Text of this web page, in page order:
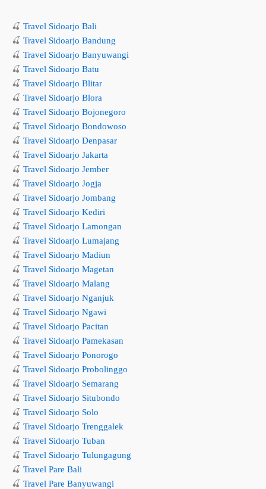
🍒 Travel Sidoarjo Bali
🍒 Travel Sidoarjo Bandung
🍒 Travel Sidoarjo Banyuwangi
🍒 Travel Sidoarjo Batu
🍒 Travel Sidoarjo Blitar
🍒 Travel Sidoarjo Blora
🍒 Travel Sidoarjo Bojonegoro
🍒 Travel Sidoarjo Bondowoso
🍒 Travel Sidoarjo Denpasar
🍒 Travel Sidoarjo Jakarta
🍒 Travel Sidoarjo Jember
🍒 Travel Sidoarjo Jogja
🍒 Travel Sidoarjo Jombang
🍒 Travel Sidoarjo Kediri
🍒 Travel Sidoarjo Lamongan
🍒 Travel Sidoarjo Lumajang
🍒 Travel Sidoarjo Madiun
🍒 Travel Sidoarjo Magetan
🍒 Travel Sidoarjo Malang
🍒 Travel Sidoarjo Nganjuk
🍒 Travel Sidoarjo Ngawi
🍒 Travel Sidoarjo Pacitan
🍒 Travel Sidoarjo Pamekasan
🍒 Travel Sidoarjo Ponorogo
🍒 Travel Sidoarjo Probolinggo
🍒 Travel Sidoarjo Semarang
🍒 Travel Sidoarjo Situbondo
🍒 Travel Sidoarjo Solo
🍒 Travel Sidoarjo Trenggalek
🍒 Travel Sidoarjo Tuban
🍒 Travel Sidoarjo Tulungagung
🍒 Travel Pare Bali
🍒 Travel Pare Banyuwangi